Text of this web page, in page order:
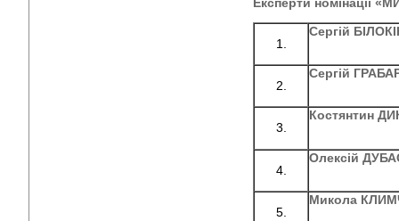
Сергій
Сергій
Костянтин
Олексій
Микола